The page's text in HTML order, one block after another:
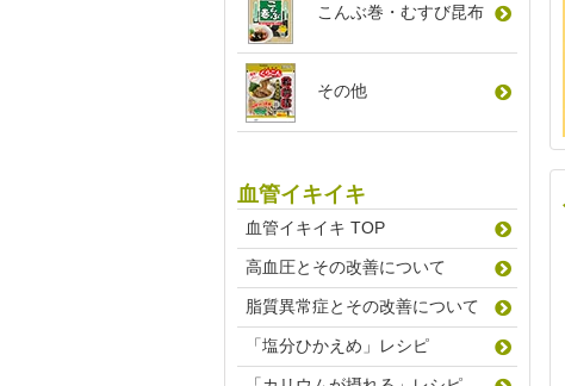
こんぶ巻 ・ むすび昆布
その他
血管イキイキ
血管イキイキ TOP
高血圧とその改善について
脂質異常症とその改善について
「塩分ひかえめ」レシピ